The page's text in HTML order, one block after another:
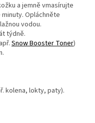
a jemně vmasírujte
Opláchněte
vodou.
týdně.
Snow Booster Toner)
kolena, lokty, paty).